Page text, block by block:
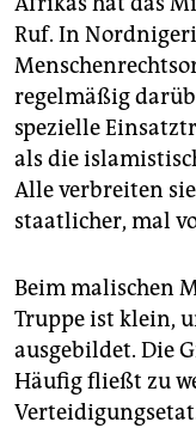
shop
fragen & hilfe
unterstützen
abo
genossenschaft
Ruf. In
regelmäßig
spezielle
als die
Alle verbreiten
staatlicher, mal
Beim malischen
Truppe ist klein,
ausgebildet. Die
Häufig fließt zu